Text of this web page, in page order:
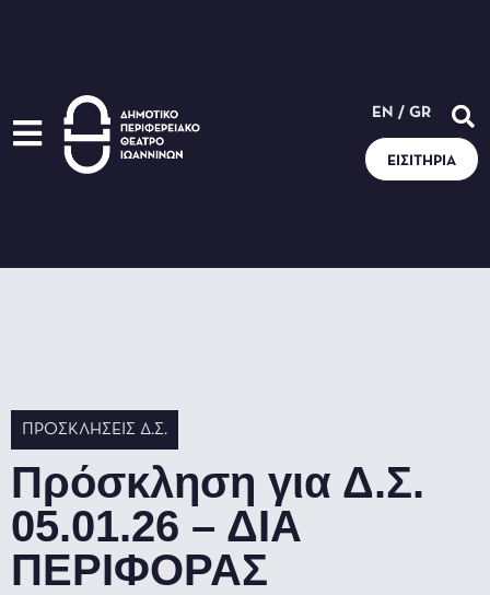
EN / GR
ΕΙΣΙΤΉΡΙΑ
ΠΡΟΣΚΛΉΣΕΙΣ Δ.Σ.
Πρόσκληση για Δ.Σ.
05.01.26 – ΔΙΑ
ΠΕΡΙΦΟΡΑΣ